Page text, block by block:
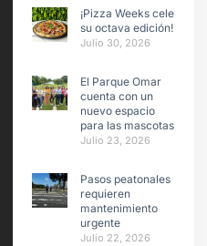
¡Pizza Weeks celebra
su octava edición!
Julio 30, 2026
El Parque Omar
cuenta con un
nuevo espacio
para las mascotas
Julio 23, 2026
Pasos peatonales
requieren
mantenimiento
urgente
Julio 22, 2026